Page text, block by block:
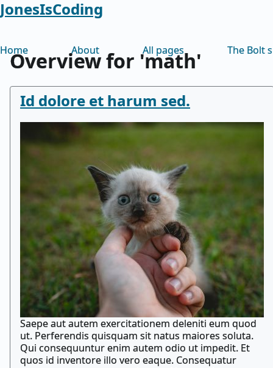
JonesIsCoding
Home About All pages The Bolt
Overview for 'math'
Id dolore et harum sed.
Saepe aut autem exercitationem deleniti eum quod
ut. Perferendis quisquam sit natus maiores soluta.
Qui consequuntur enim autem odio ut impedit. Et
quos id inventore illo vero eaque. Consequatur